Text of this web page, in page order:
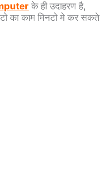
के ही उदाहरण है,
का काम मिनटो मे कर सकते